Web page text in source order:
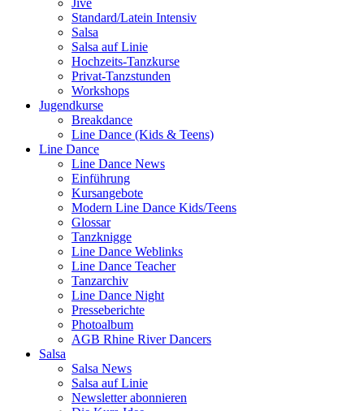
Jive
Standard/Latein Intensiv
Salsa
Salsa auf Linie
Hochzeits-Tanzkurse
Privat-Tanzstunden
Workshops
Jugendkurse
Breakdance
Line Dance (Kids & Teens)
Line Dance
Line Dance News
Einführung
Kursangebote
Modern Line Dance Kids/Teens
Glossar
Tanzknigge
Line Dance Weblinks
Line Dance Teacher
Tanzarchiv
Line Dance Night
Presseberichte
Photoalbum
AGB Rhine River Dancers
Salsa
Salsa News
Salsa auf Linie
Newsletter abonnieren